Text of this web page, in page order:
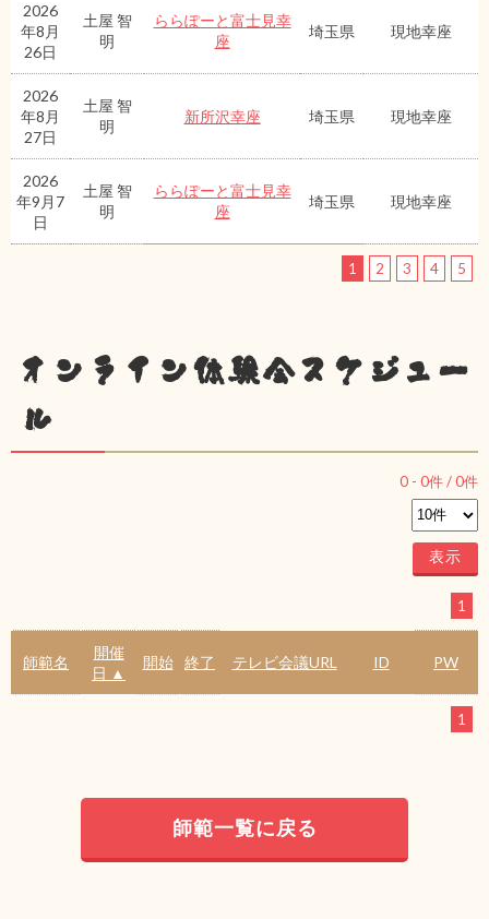
2026
年8月
26日
土屋 智
明
ららぽーと富士見幸
座
埼玉県 現地幸座
2026
年8月
27日
土屋 智
明
新所沢幸座 埼玉県 現地幸座
2026
年9月7
日
土屋 智
明
ららぽーと富士見幸
座
埼玉県 現地幸座
1 2 3 4 5
オンライン体験会スケジュー
ル
0 - 0件 /0件
1
師範名
開催
日 ▲
開始 終了 テレビ会議URL ID PW
1
師範一覧に戻る